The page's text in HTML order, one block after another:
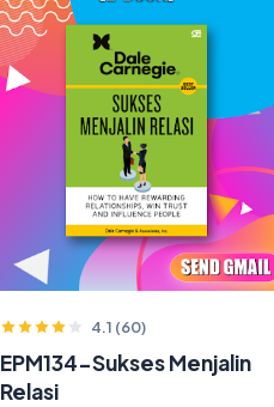
4.1 (60)
EPM134-Sukses Menjalin
Relasi